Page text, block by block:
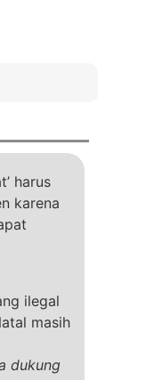
harus
karena
ilegal
masih
dukung